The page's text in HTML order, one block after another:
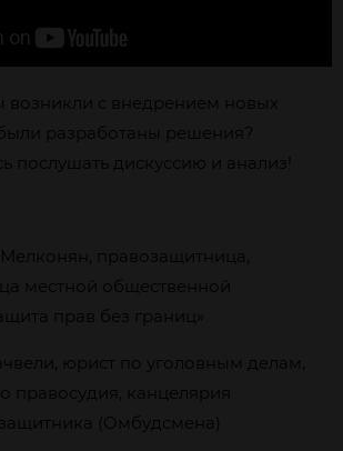
с внедрением новых
разработаны решения?
послушать дискуссию и анализ!
правозащитница,
местной общественной
прав без границ»
юрист по уголовным делам,
правосудия, канцелярия
(Oмбудсмена)